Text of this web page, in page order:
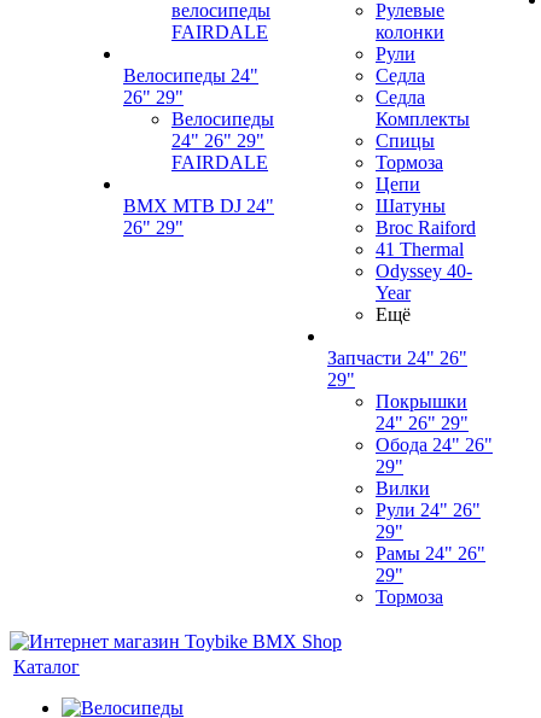
велосипеды
FAIRDALE
Велосипеды 24"
26" 29"
Велосипеды
24" 26" 29"
FAIRDALE
BMX MTB DJ 24"
26" 29"
Рулевые
колонки
Рули
Седла
Седла
Комплекты
Спицы
Тормоза
Цепи
Шатуны
Broc Raiford
41 Thermal
Odyssey 40-
Year
Ещё
Запчасти 24" 26"
29"
Покрышки
24" 26" 29"
Обода 24" 26"
29"
Вилки
Рули 24" 26"
29"
Рамы 24" 26"
29"
Тормоза
Каталог